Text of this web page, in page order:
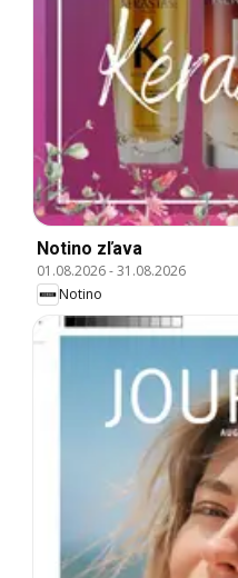
Notino zľava
01.08.2026-31.08.2026
Notino